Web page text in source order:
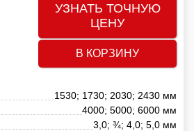
УЗНАТЬ ТОЧНУЮ
ЦЕНУ
В КОРЗИНУ
1530; 1730; 2030; 2430 мм
4000; 5000; 6000 мм
3,0; ¾; 4,0; 5,0 мм